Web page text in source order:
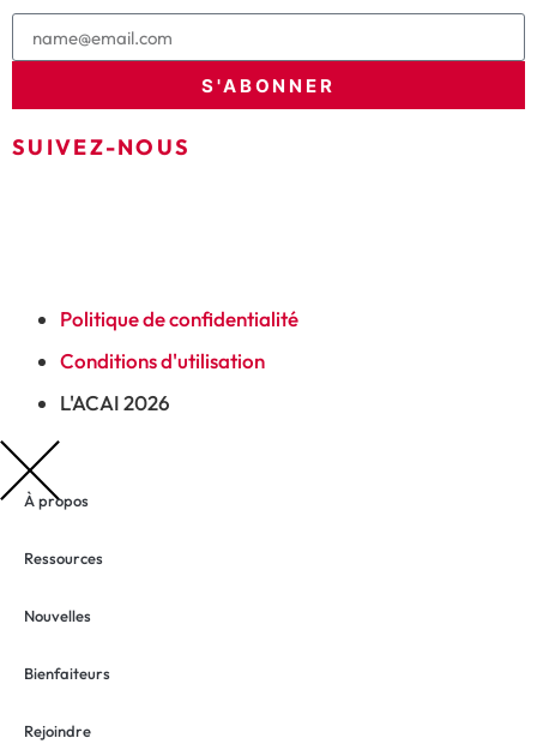
S'ABONNER
SUIVEZ-NOUS
Politique de confidentialité
Conditions d'utilisation
L'ACAI 2026
À propos
Ressources
Nouvelles
Bienfaiteurs
Rejoindre